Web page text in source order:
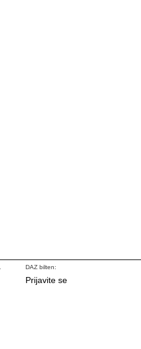
DAZ bilten:
Prijavite se